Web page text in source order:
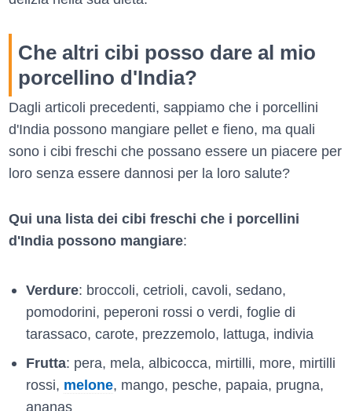
Che altri cibi posso dare al mio
porcellino d'India?
Dagli articoli precedenti, sappiamo che i porcellini
d'India possono mangiare pellet e fieno, ma quali
sono i cibi freschi che possano essere un piacere per
loro senza essere dannosi per la loro salute?
Qui una lista dei cibi freschi che i porcellini
d'India possono mangiare:
Verdure: broccoli, cetrioli, cavoli, sedano,
pomodorini, peperoni rossi o verdi, foglie di
tarassaco, carote, prezzemolo, lattuga, indivia
Frutta: pera, mela, albicocca, mirtilli, more, mirtilli
rossi, melone, mango, pesche, papaia, prugna,
ananas